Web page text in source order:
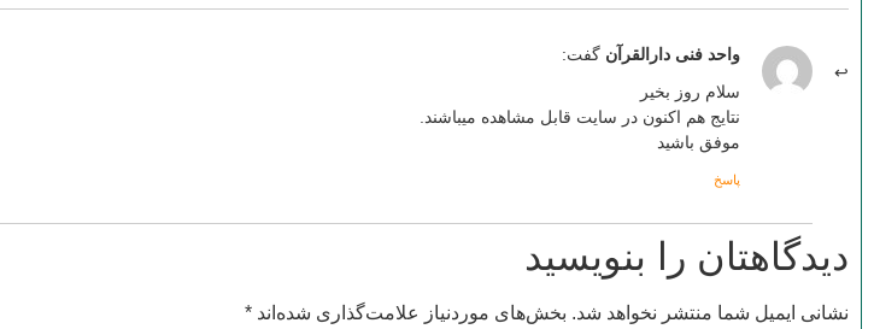
واحد فنی دارالقرآن گفت:
سلام روز بخیر
نتایج هم اکنون در سایت قابل مشاهده میباشند.
موفق باشید
پاسخ
دیدگاهتان را بنویسید
نشانی ایمیل شما منتشر نخواهد شد. بخش‌های موردنیاز علامت‌گذاری شده‌اند *